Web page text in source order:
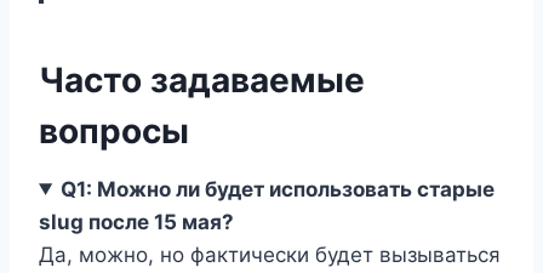
Часто задаваемые
вопросы
Q1: Можно ли будет использовать старые
slug после 15 мая?
Да, можно, но фактически будет вызываться